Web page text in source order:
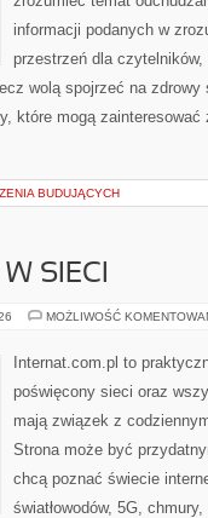
informacji podanych w
przestrzeń dla
wolą spojrzeć na
które mogą
BUDUJĄCYCH
SIECI
MOŻLIWOŚĆ
Internat.com.pl to
poświęcony sieci oraz
mają związek z
Strona może być
chcą poznać świecie
światłowodów, 5G,